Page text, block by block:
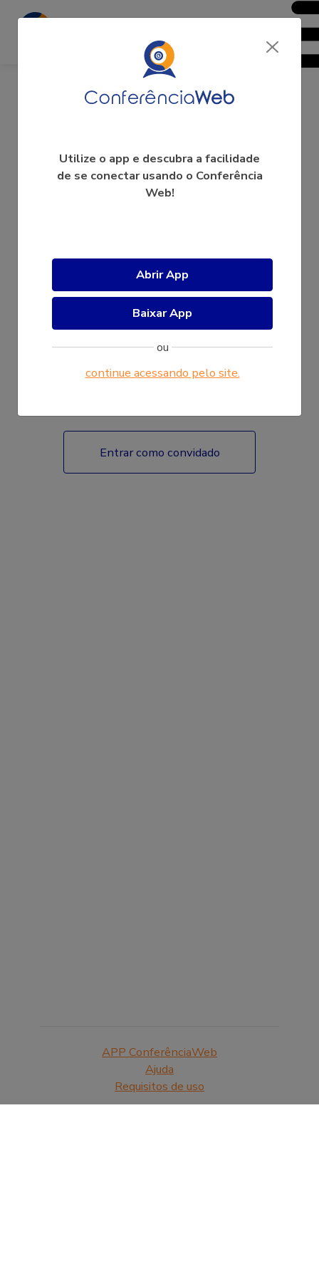
ct-ciberseguranca
A videoconferência ainda não começou.
Entrar como convidado
APP ConferênciaWeb
Ajuda
Requisitos de uso
Utilize o app e descubra a facilidade
de se conectar usando o Conferência
Web!
Abrir App
Baixar App
ou
continue acessando pelo site.